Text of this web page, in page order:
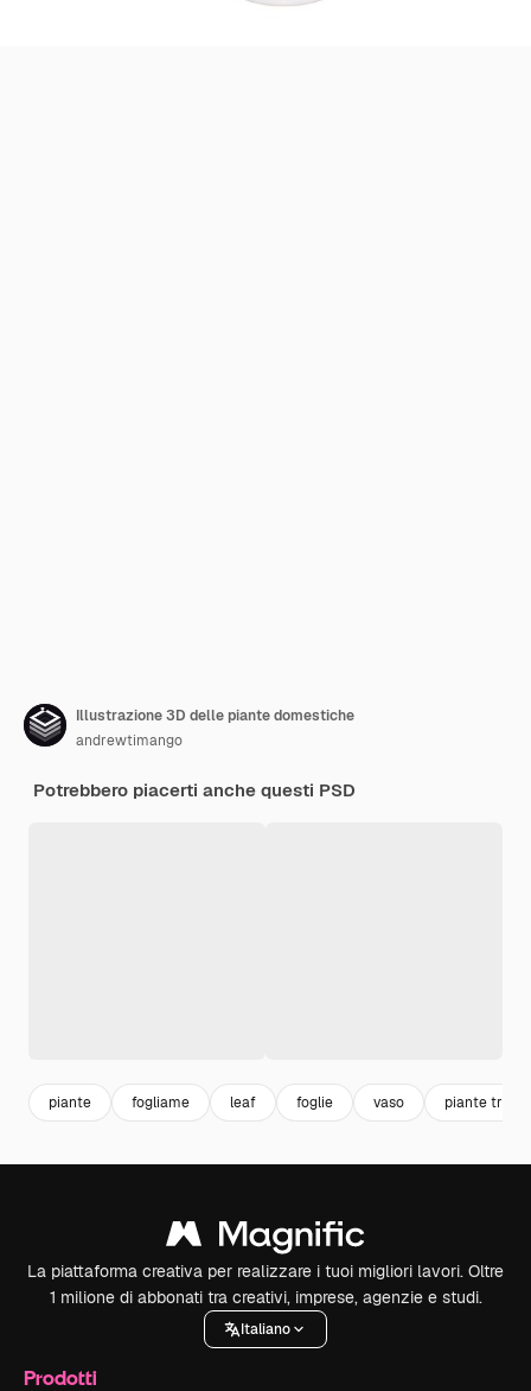
Illustrazione 3D delle piante domestiche
andrewtimango
Potrebbero piacerti anche questi PSD
piante fogliame leaf foglie vaso piante
La piattaforma creativa per realizzare i tuoi migliori lavori. Oltre
1 milione di abbonati tra creativi, imprese, agenzie e studi.
Italiano
Prodotti